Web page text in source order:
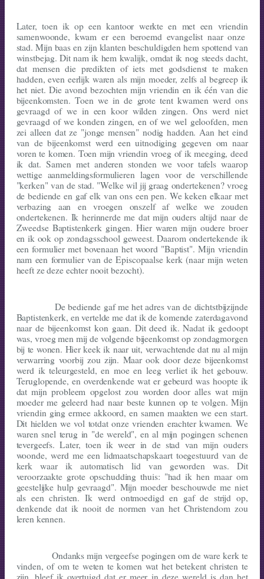
Later, toen ik op een kantoor werkte en met een vriendin
samenwoonde, kwam er een beroemd evangelist naar onze
stad. Mijn baas en zijn klanten beschuldigden hem spottend van
winstbejag. Dit nam ik hem kwalijk, omdat ik nog steeds dacht,
dat mensen die predikten of iets met godsdienst te maken
hadden, even eerlijk waren als mijn moeder, zelfs al begreep ik
het niet. Die avond bezochten mijn vriendin en ik één van die
bijeenkomsten. Toen we in de grote tent kwamen werd ons
gevraagd of we in een koor wilden zingen. Ons werd niet
gevraagd of we konden zingen, en of we wel geloofden, men
zei alleen dat ze "jonge mensen" nodig hadden. Aan het eind
van de bijeenkomst werd een uitnodiging gegeven om naar
voren te komen. Toen mijn vriendin vroeg of ik meeging, deed
ik dat. Samen met anderen stonden we voor tafels waarop
wettige aanmeldingsformu­lieren lagen voor de verschillende
"kerken" van de stad. "Welke wil jij graag ondertekenen? vroeg
de bediende en gaf elk van ons een pen. We keken elkaar met
verbazing aan en vroegen onszelf af welke we zouden
onderteke­nen. Ik herinnerde me dat mijn ouders altijd naar de
Zweedse Baptistenkerk gingen. Hier waren mijn oudere broer
en ik ook op zondagsschool geweest. Daarom ondertekende ik
een formulier met bovenaan het woord "Baptist". Mijn vriendin
nam een formulier van de Episcopaalse kerk (naar mijn weten
heeft ze deze echter nooit bezocht).
De bediende gaf me het adres van de dichtstbijzijnde
Baptistenkerk, en vertelde me dat ik de komende zaterdagavond
naar de bijeenkomst kon gaan. Dit deed ik. Nadat ik gedoopt
was, vroeg men mij de volgende bijeenkomst op zondagmorgen
bij te wonen. Hier keek ik naar uit, verwachtende dat nu al mijn
verwarring voorbij zou zijn. Maar ook door deze bijeenkomst
werd ik teleurgesteld, en moe en leeg verliet ik het gebouw.
Teruglopende, en overdenkende wat er gebeurd was hoopte ik
dat mijn probleem opgelost zou worden door alles wat mijn
moeder me geleerd had naar beste kunnen op te volgen. Mijn
vriendin ging ermee akkoord, en samen maakten we een start.
Dit hielden we vol totdat onze vrienden erachter kwamen. We
waren snel terug in "de wereld", en al mijn pogingen schenen
tevergeefs. Later, toen ik weer in de stad van mijn ouders
woonde, werd me een lidmaatschapskaart toegestuurd van de
kerk waar ik automatisch lid van geworden was. Dit
veroorzaakte grote opschudding thuis: "had ik hen maar om
geestelijke hulp gevraagd". Mijn moeder beschouwde me niet
als een christen. Ik werd ontmoedigd en gaf de strijd op,
denkende dat ik nooit de normen van het Christendom zou
leren kennen.
Ondanks mijn vergeefse pogingen om de ware kerk te
vinden, of om te weten te komen wat het betekent christen te